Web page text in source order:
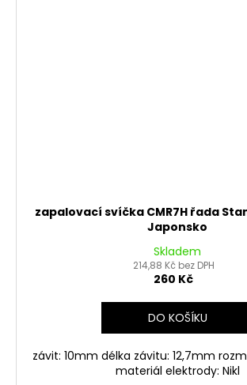
zapalovací svíčka CMR7H řada
Japonsko
Skladem
214,88 Kč bez DPH
260 Kč
DO KOŠÍKU
závit: 10mm délka závitu: 12,7mm
materiál elektrody: Nikl